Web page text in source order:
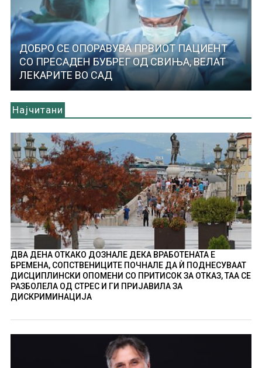
ДОБРО СЕ ОПОРАВУВА ПРВИОТ ПАЦИЕНТ
СО ПРЕСАДЕН БУБРЕГ ОД СВИЊА, ВЕЛАТ
ЛЕКАРИТЕ ВО САД
Најчитани
ДВА ДЕНА ОТКАКО ДОЗНАЛЕ ДЕКА ВРАБОТЕНАТА Е
БРЕМЕНА, СОПСТВЕНИЦИТЕ ПОЧНАЛЕ ДА Ѝ ПОДНЕСУВААТ
ДИСЦИПЛИНСКИ ОПОМЕНИ СО ПРИТИСОК ЗА ОТКАЗ, ТАА СЕ
РАЗБОЛЕЛА ОД СТРЕС И ГИ ПРИЈАВИЛА ЗА
ДИСКРИМИНАЦИЈА